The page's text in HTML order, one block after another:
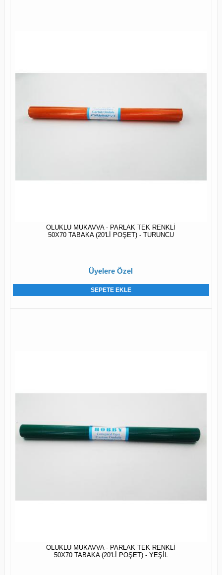
OLUKLU MUKAVVA - PARLAK TEK RENKLİ
50X70 TABAKA (20'Lİ POŞET) - TURUNCU
Üyelere Özel
SEPETE EKLE
OLUKLU MUKAVVA - PARLAK TEK RENKLİ
50X70 TABAKA (20'Lİ POŞET) - YEŞİL